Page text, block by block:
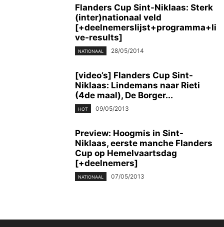
Flanders Cup Sint-Niklaas: Sterk
(inter)nationaal veld
[+deelnemerslijst+programma+li
ve-results]
NATIONAAL 28/05/2014
[video’s] Flanders Cup Sint-
Niklaas: Lindemans naar Rieti
(4de maal), De Borger...
HOT 09/05/2013
Preview: Hoogmis in Sint-
Niklaas, eerste manche Flanders
Cup op Hemelvaartsdag
[+deelnemers]
NATIONAAL 07/05/2013